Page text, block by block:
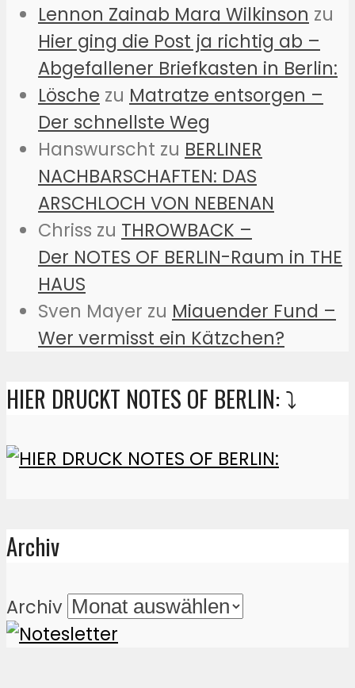
Lennon Zainab Mara Wilkinson zu
Hier ging die Post ja richtig ab –
Abgefallener Briefkasten in Berlin:
Lösche zu Matratze entsorgen –
Der schnellste Weg
Hanswurscht zu BERLINER
NACHBARSCHAFTEN: DAS
ARSCHLOCH VON NEBENAN
Chriss zu THROWBACK –
Der NOTES OF BERLIN-Raum in THE
HAUS
Sven Mayer zu Miauender Fund –
Wer vermisst ein Kätzchen?
HIER DRUCKT NOTES OF BERLIN: ⤵️
Archiv
Archiv